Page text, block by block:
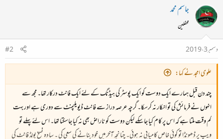
جاسم محمد
محفلین
دسمبر 3، 2019
#2
علوی امجد نے کہا:
چند دن قبل ہمارے ایک دوست کو ایک پوسٹر کی ہیڈنگ کے لئے ایک فانٹ درکار تھا۔ مجھ سے
انہوں نے فرمائش کی تو انکار نہ کرسکا۔ گرچہ عرصہ دراز سے فانٹ ڈیویلپمنٹ سے دوری ہے اور بہت
کم وقت ملتا ہے کہ اس پر کام کیا جاسکے لیکن دوست کو ناراض بھی نہ کیا جاسکتا تھا۔ اس لئے پہلے تو
ویپ پر ڈھونڈا تو کوئی خاص کامیابی نہ ہوئی۔ چنانچہ آخر میں خود بنانے کی سعی کی ۔ سادہ نسخ بولڈ فانٹ کی